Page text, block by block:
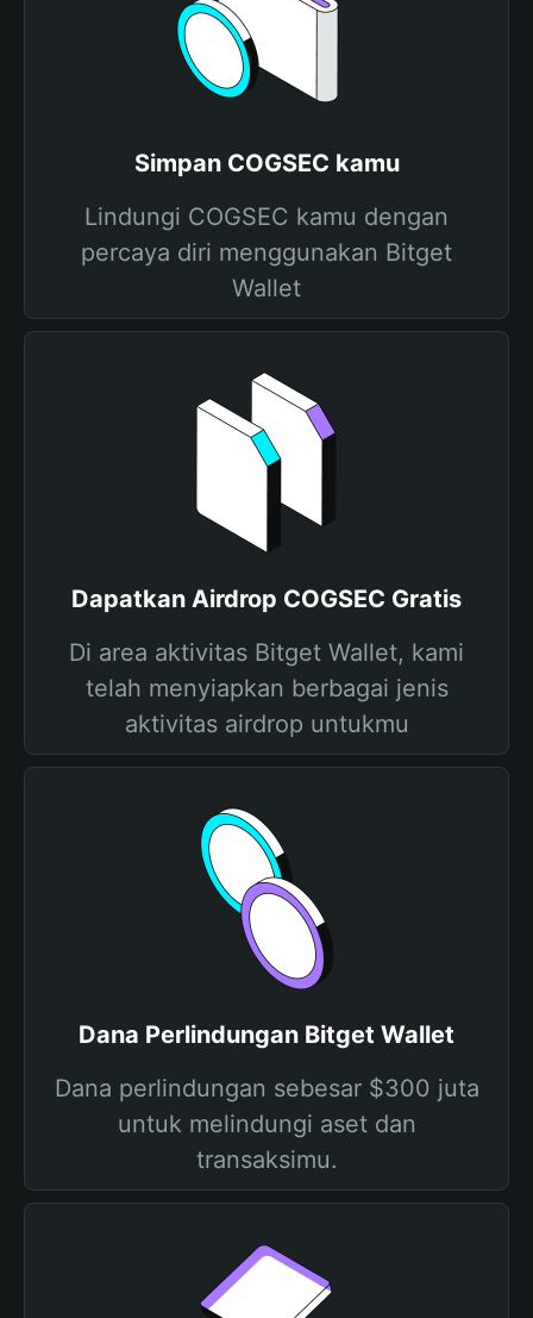
Simpan COGSEC kamu
Lindungi COGSEC kamu dengan
percaya diri menggunakan Bitget
Wallet
Dapatkan Airdrop COGSEC Gratis
Di area aktivitas Bitget Wallet, kami
telah menyiapkan berbagai jenis
aktivitas airdrop untukmu
Dana Perlindungan Bitget Wallet
Dana perlindungan sebesar $300 juta
untuk melindungi aset dan
transaksimu.